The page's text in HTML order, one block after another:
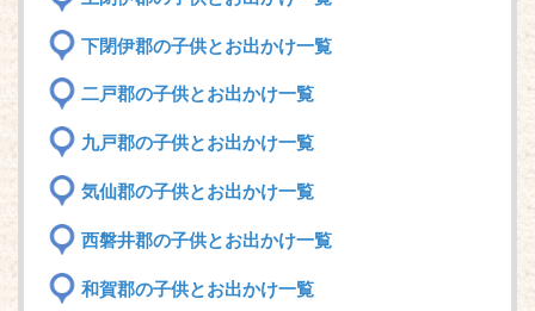
下閉伊郡の子供とお出かけ一覧
二戸郡の子供とお出かけ一覧
九戸郡の子供とお出かけ一覧
気仙郡の子供とお出かけ一覧
西磐井郡の子供とお出かけ一覧
和賀郡の子供とお出かけ一覧